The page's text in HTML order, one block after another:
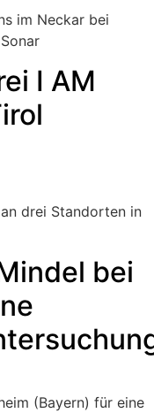
im Neckar bei
I AM
drei Standorten in
bei
(Bayern) für eine